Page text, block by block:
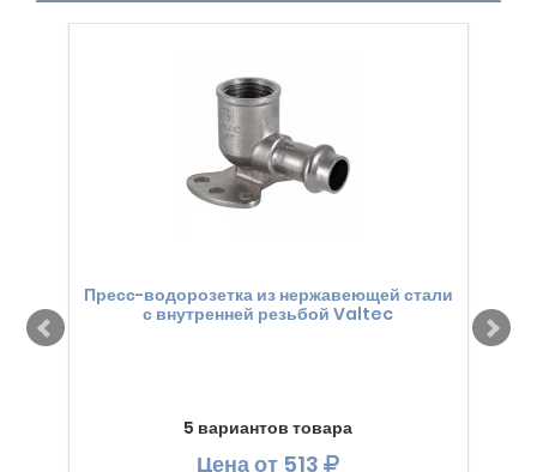
Пресс-водорозетка из нержавеющей стали
с внутренней резьбой Valtec
5 вариантов товара
Ценаот 513